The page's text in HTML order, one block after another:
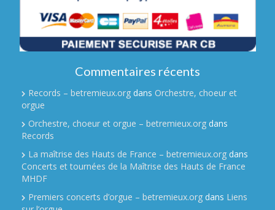
Commentaires récents
Records – betremieux.org dans Orchestre, choeur et
orgue
Orchestre, choeur et orgue – betremieux.org dans
Records
La maîtrise des Hauts de France – betremieux.org dans
Concerts et tournées de la Maîtrise des Hauts de France
MHDF
Premiers concerts d’orgue – betremieux.org dans Liens